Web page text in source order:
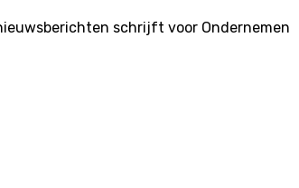
schrijft voor Ondernemen